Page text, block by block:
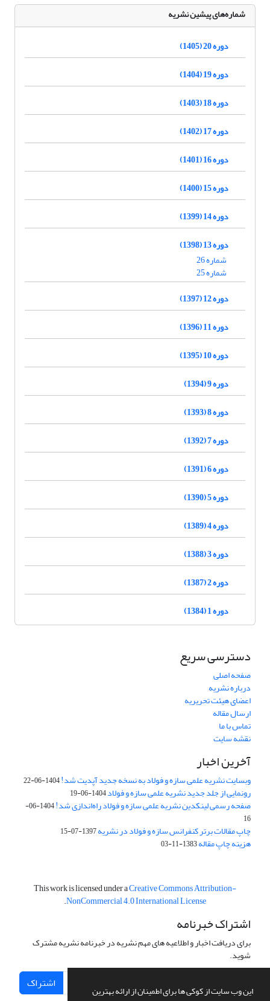
این وب سایت از کوکی ها برای اطمینان از ارائه بهترین
شماره‌های پیشین نشریه
دوره 20 (1405)
دوره 19 (1404)
دوره 18 (1403)
دوره 17 (1402)
دوره 16 (1401)
دوره 15 (1400)
دوره 14 (1399)
دوره 13 (1398)
شماره 26
شماره 25
دوره 12 (1397)
دوره 11 (1396)
دوره 10 (1395)
دوره 9 (1394)
دوره 8 (1393)
دوره 7 (1392)
دوره 6 (1391)
دوره 5 (1390)
دوره 4 (1389)
دوره 3 (1388)
دوره 2 (1387)
دوره 1 (1384)
دسترسی سریع
صفحه اصلی
درباره نشریه
اعضای هیئت تحریریه
ارسال مقاله
تماس با ما
نقشه سایت
آخرین اخبار
وبسایت نشریه علمی سازه و فولاد به نسخه جدید آپدیت شد!1404-06-22
رونمایی از جلد جدید نشریه علمی سازه و فولاد1404-06-19
صفحه رسمی لینکدین نشریه علمی سازه و فولاد راه‌اندازی شد!
1404-06-
16
چاپ مقالات برتر کنفرانس سازه و فولاد در نشریه1397-07-15
هزینه چاپ مقاله1383-11-03
This work is licensed under aCreative Commons Attribution-
NonCommercial 4.0 International License
.
اشتراک خبرنامه
برای دریافت اخبار و اطلاعیه های مهم نشریه در خبرنامه نشریه مشترک
شوید.
اشتراک